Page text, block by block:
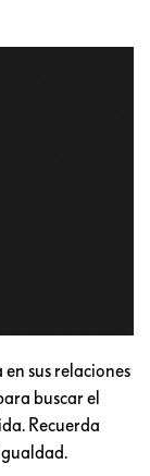
sus relaciones
buscar el
Recuerda